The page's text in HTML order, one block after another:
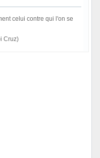
celui contre qui l'on se
Cruz)